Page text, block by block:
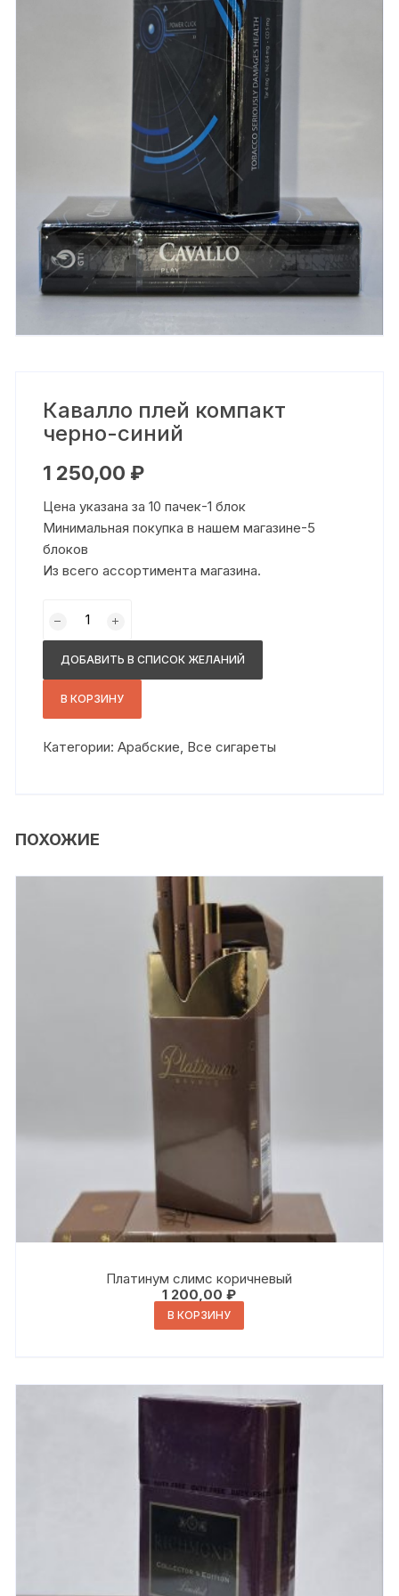
Кавалло плей компакт
черно-синий
1 250,00 ₽
Цена указана за 10 пачек-1 блок
Минимальная покупка в нашем магазине-5
блоков
Из всего ассортимента магазина.
товара
Кавалло
компакт
черно-
ДОБАВИТЬ В СПИСОК ЖЕЛАНИЙ
В КОРЗИНУ
Категории:Арабские, Все сигареты
ПОХОЖИЕ
Платинум слимс коричневый
1 200,00₽
В КОРЗИНУ